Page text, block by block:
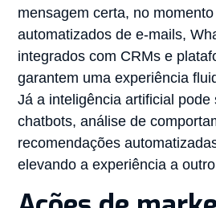
mensagem certa, no
automatizados de e-mails,
integrados com CRMs e
garantem uma experiência
Já a inteligência artificial pode
chatbots, análise de
recomendações
elevando a experiência a